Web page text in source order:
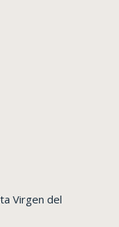
Virgen del